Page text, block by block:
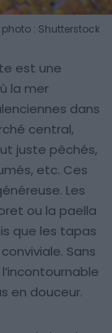
: Shutterstock
est une
la mer
dans
central,
juste pêchés,
etc. Ces
Les
ou la paella
que les tapas
Sans
en douceur.